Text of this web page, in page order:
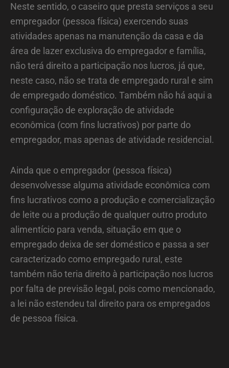
Neste sentido, o caseiro que presta serviços a seu
empregador (pessoa física) exercendo suas
atividades apenas na manutenção da casa e da
área de lazer exclusiva do empregador e família,
não terá direito a participação nos lucros, já que,
neste caso, não se trata de empregado rural e sim
de empregado doméstico. Também não há aqui a
configuração de exploração de atividade
econômica (com fins lucrativos) por parte do
empregador, mas apenas de atividade residencial.
Ainda que o empregador (pessoa física)
desenvolvesse alguma atividade econômica com
fins lucrativos como a produção e comercialização
de leite ou a produção de qualquer outro produto
alimentício para venda, situação em que o
empregado deixa de ser doméstico e passa a ser
caracterizado como empregado rural, este
também não teria direito à participação nos lucros
por falta de previsão legal, pois como mencionado,
a lei não estendeu tal direito para os empregados
de pessoa física.